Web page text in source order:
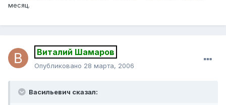
месяц.
Виталий Шамаров
Опубликовано 28 марта, 2006
Васильевич сказал: